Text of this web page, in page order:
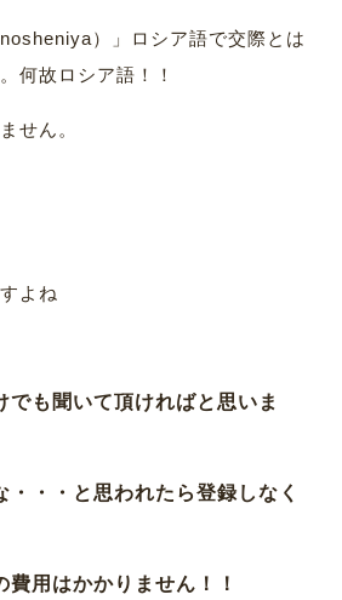
）」ロシア語で交際とは
何故ロシア語！！
せん。
よね
でも聞いて頂ければと思いま
・・・と思われたら登録しなく
費用はかかりません！！